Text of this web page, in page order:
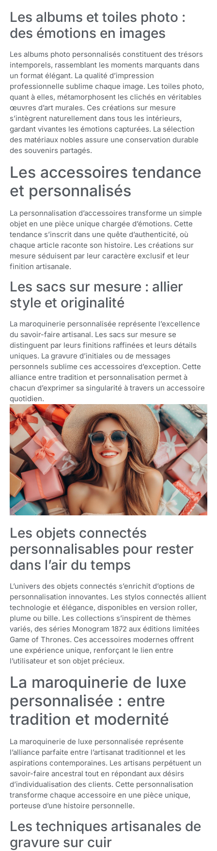
Les albums et toiles photo :
des émotions en images
Les albums photo personnalisés constituent des trésors
intemporels, rassemblant les moments marquants dans
un format élégant. La qualité d’impression
professionnelle sublime chaque image. Les toiles photo,
quant à elles, métamorphosent les clichés en véritables
œuvres d’art murales. Ces créations sur mesure
s’intègrent naturellement dans tous les intérieurs,
gardant vivantes les émotions capturées. La sélection
des matériaux nobles assure une conservation durable
des souvenirs partagés.
Les accessoires tendance
et personnalisés
La personnalisation d’accessoires transforme un simple
objet en une pièce unique chargée d’émotions. Cette
tendance s’inscrit dans une quête d’authenticité, où
chaque article raconte son histoire. Les créations sur
mesure séduisent par leur caractère exclusif et leur
finition artisanale.
Les sacs sur mesure : allier
style et originalité
La maroquinerie personnalisée représente l’excellence
du savoir-faire artisanal. Les sacs sur mesure se
distinguent par leurs finitions raffinées et leurs détails
uniques. La gravure d’initiales ou de messages
personnels sublime ces accessoires d’exception. Cette
alliance entre tradition et personnalisation permet à
chacun d’exprimer sa singularité à travers un accessoire
quotidien.
Les objets connectés
personnalisables pour rester
dans l’air du temps
L’univers des objets connectés s’enrichit d’options de
personnalisation innovantes. Les stylos connectés allient
technologie et élégance, disponibles en version roller,
plume ou bille. Les collections s’inspirent de thèmes
variés, des séries Monogram 1872 aux éditions limitées
Game of Thrones. Ces accessoires modernes offrent
une expérience unique, renforçant le lien entre
l’utilisateur et son objet précieux.
La maroquinerie de luxe
personnalisée : entre
tradition et modernité
La maroquinerie de luxe personnalisée représente
l’alliance parfaite entre l’artisanat traditionnel et les
aspirations contemporaines. Les artisans perpétuent un
savoir-faire ancestral tout en répondant aux désirs
d’individualisation des clients. Cette personnalisation
transforme chaque accessoire en une pièce unique,
porteuse d’une histoire personnelle.
Les techniques artisanales de
gravure sur cuir